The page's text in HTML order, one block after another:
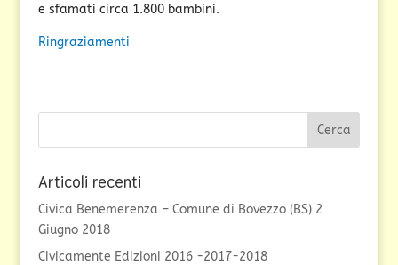
e sfamati circa 1.800 bambini.
Ringraziamenti
Articoli recenti
Civica Benemerenza – Comune di Bovezzo (BS) 2
Giugno 2018
Civicamente Edizioni 2016 -2017-2018